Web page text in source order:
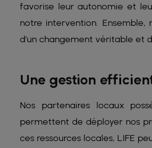
favorise leur autonomie et
notre intervention.
d'un changement véritable et
Une gestion
Nos partenaires locaux
permettent de déployer nos
ces ressources locales, LIFE